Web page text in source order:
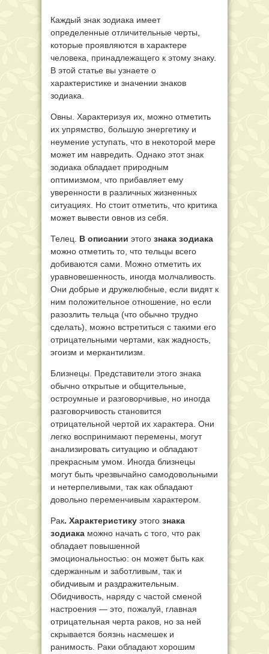
Каждый знак зодиака имеет
определенные отличительные черты,
которые проявляются в характере
человека, принадлежащего к этому знаку.
В этой статье вы узнаете о
характеристике и значении знаков
зодиака.
Овны. Характеризуя их, можно отметить
их упрямство, большую энергетику и
неумение уступать, что в некоторой мере
может им навредить. Однако этот знак
зодиака обладает природным
оптимизмом, что прибавляет ему
уверенности в различных жизненных
ситуациях. Но стоит отметить, что критика
может вывести овнов из себя.
Телец. В описании этого знака зодиака
можно отметить то, что тельцы всего
добиваются сами. Можно отметить их
уравновешенность, иногда молчаливость.
Они добрые и дружелюбные, если видят к
ним положительное отношение, но если
разозлить тельца (что обычно трудно
сделать), можно встретиться с такими его
отрицательными чертами, как жадность,
эгоизм и меркантилизм.
Близнецы. Представители этого знака
обычно открытые и общительные,
остроумные и разговорчивые, но иногда
разговорчивость становится
отрицательной чертой их характера. Они
легко воспринимают перемены, могут
анализировать ситуацию и обладают
прекрасным умом. Иногда близнецы
могут быть чрезвычайно самодовольными
и нетерпеливыми, так как обладают
довольно переменчивым характером.
Рак. Характеристику этого знака
зодиака можно начать с того, что рак
обладает повышенной
эмоциональностью: он может быть как
сдержанным и заботливым, так и
обидчивым и раздражительным.
Обидчивость, наряду с частой сменой
настроения — это, пожалуй, главная
отрицательная черта раков, но за ней
скрывается боязнь насмешек и
ранимость. Раки обладают хорошим